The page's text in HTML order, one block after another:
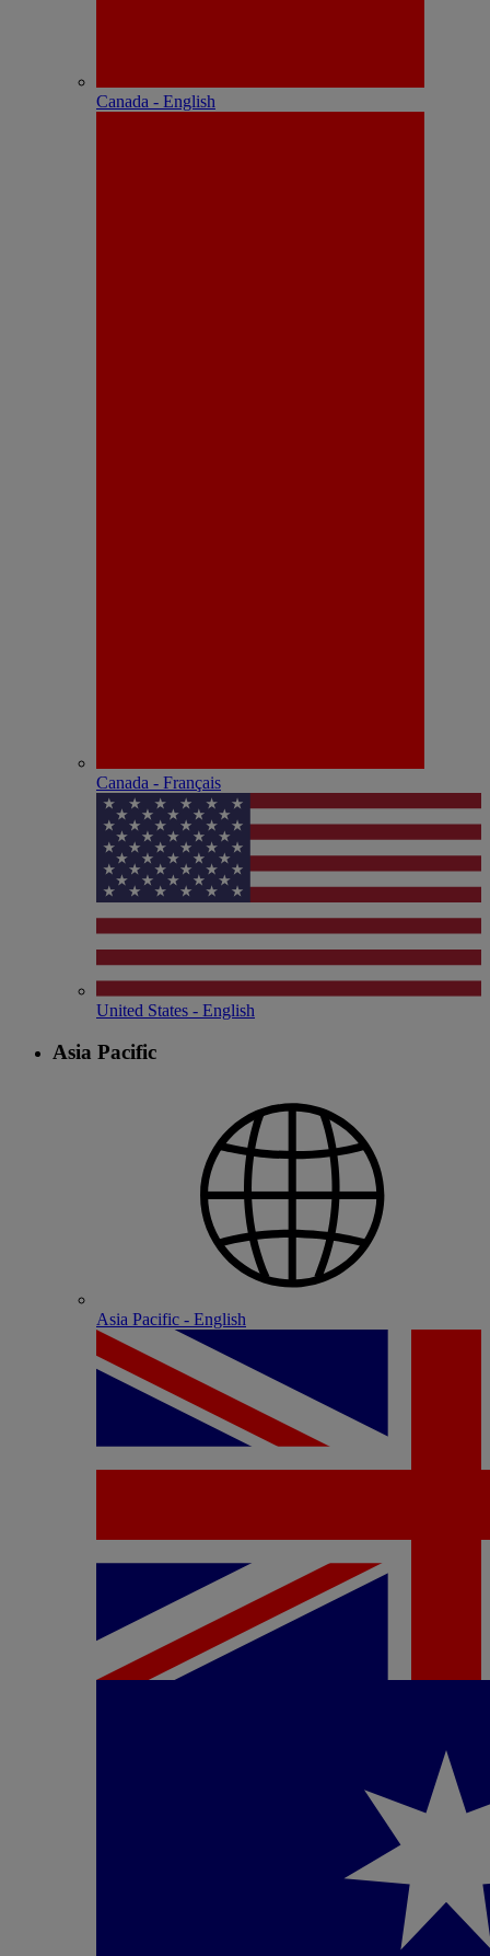
Canada - English
Canada - Français
United States - English
Asia Pacific
Asia Pacific - English